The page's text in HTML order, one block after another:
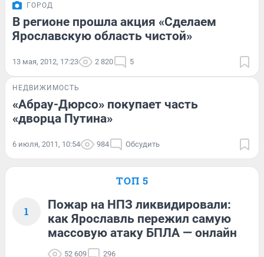
ГОРОД
В регионе прошла акция «Сделаем
Ярославскую область чистой»
13 мая, 2012, 17:23 2 820 5
НЕДВИЖИМОСТЬ
«Абрау-Дюрсо» покупает часть
«дворца Путина»
6 июля, 2011, 10:54 984 Обсудить
ТОП 5
1
Пожар на НПЗ ликвидировали:
как Ярославль пережил самую
массовую атаку БПЛА — онлайн
52 609 296